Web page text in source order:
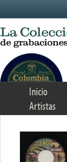
Inicio
Artistas